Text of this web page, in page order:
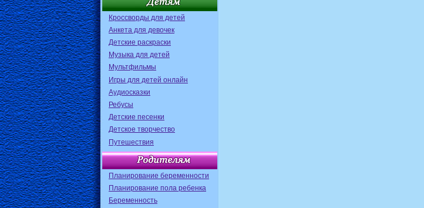
Кроссворды для детей
Анкета для девочек
Детские раскраски
Музыка для детей
Мультфильмы
Игры для детей онлайн
Аудиосказки
Ребусы
Детские песенки
Детское творчество
Путешествия
Планирование беременности
Планирование пола ребенка
Беременность